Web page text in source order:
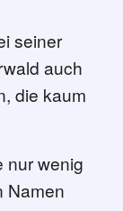
FUN
spekuliert …
Wirkung
Aufgabe
Anruf
zum FUN
seiner
auch
die kaum
nur wenig
Namen